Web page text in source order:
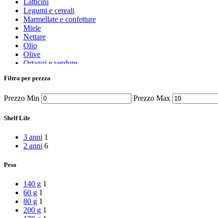
Latticini
Legumi e cereali
Marmellate e confetture
Miele
Nettare
Olio
Olive
Ortaggi e verdure
Peperoncino
Prodotti da forno
Semi
Sughi pronti e passate
Tisane
Vari
Filtra per prezzo
Prezzo Min Prezzo Max
Shelf Life
3 anni 1
2 anni 6
Peso
140 g 1
60 g 1
80 g 1
200 g 1